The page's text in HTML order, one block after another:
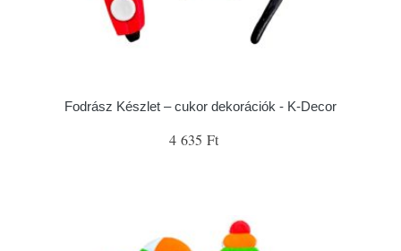
Fodrász Készlet – cukor dekorációk - K-Decor
4 635 Ft